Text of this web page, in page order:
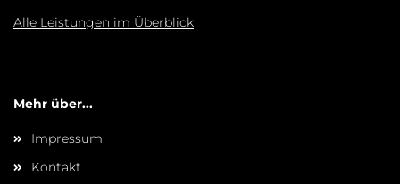
Alle Leistungen im Überblick
Mehr über...
Impressum
Kontakt